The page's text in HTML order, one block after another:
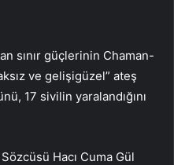
sınır güçlerinin Chaman-
ve gelişigüzel” ateş
17 sivilin yaralandığını
Hacı Cuma Gül